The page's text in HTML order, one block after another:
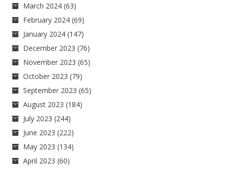
March 2024 (63)
February 2024 (69)
January 2024 (147)
December 2023 (76)
November 2023 (65)
October 2023 (79)
September 2023 (65)
August 2023 (184)
July 2023 (244)
June 2023 (222)
May 2023 (134)
April 2023 (60)